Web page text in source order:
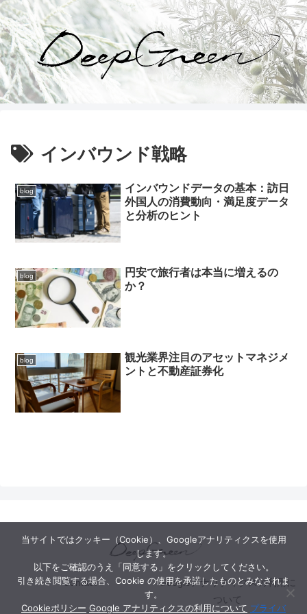
インバウンド戦略
blog
インバウンドデータの基本：訪日
外国人の消費動向・満足度データ
と分析のヒント
blog
円安で旅行者は本当に増えるの
か？
blog
観光業界注目のアセットマネジメ
ントと不動産証券化
Contact
Googleアナリティクスの利用に
ついて
当サイトではクッキー（Cookie）、Googleアナリティクスを使用
します。
以下をご確認のうえ「同意する」をクリックしてください。
引き続き閲覧する場合、Cookie の使用を承諾したものとみなされま
す。
Cookieポリシー Google アナリティクスの利用について プライバ